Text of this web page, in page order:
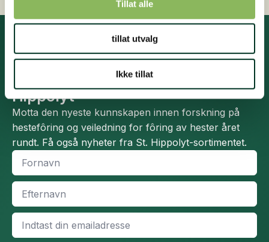
Tillat alle
tillat utvalg
Ikke tillat
Ta del i den nyeste kunnskapen ,
veiledning og nyheter fra St.
Hippolyt
Motta den nyeste kunnskapen innen forskning på
hestefôring og veiledning for fôring av hester året
rundt. Få også nyheter fra St. Hippolyt-sortimentet.
Fornavn
Efternavn
Email